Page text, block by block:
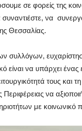
σε φορείς της
να
Θεσσαλίας.
συλλόγων,
να υπάρχει ένας
τους και
να
με κοινωνικό